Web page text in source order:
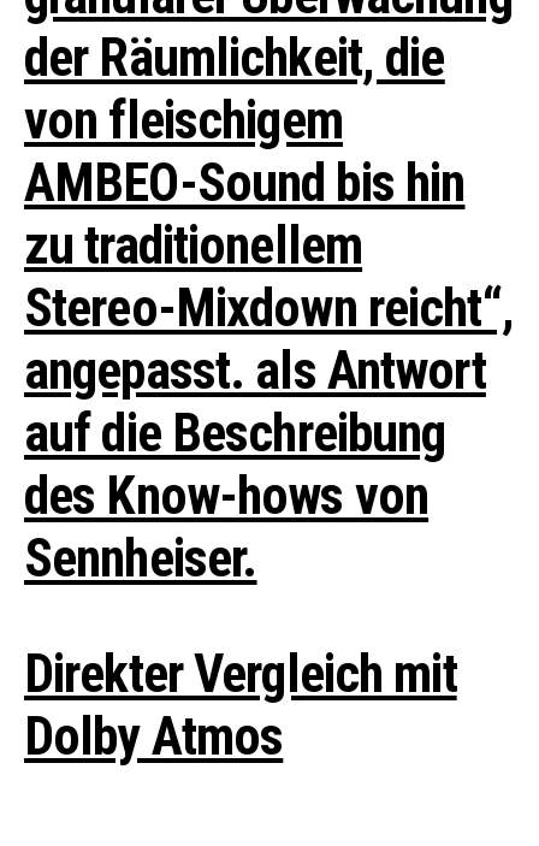
der Räumlichkeit, die
von fleischigem
AMBEO-Sound bis hin
zu traditionellem
Stereo-Mixdown reicht“,
angepasst. als Antwort
auf die Beschreibung
des Know-hows von
Sennheiser.
Direkter Vergleich mit
Dolby Atmos